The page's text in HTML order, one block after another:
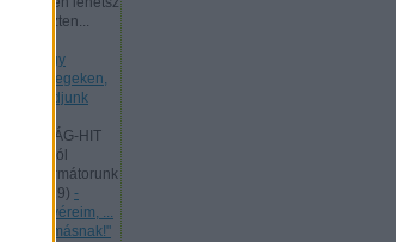
a kereszten...
nagy
az egeken,
HIT
és reformátorunk
19:19) -
"Testvéreim, ...
egymásnak!"